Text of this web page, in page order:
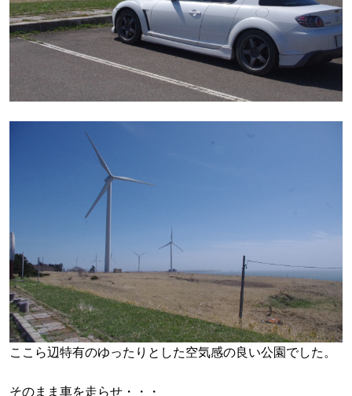
ここら辺特有のゆったりとした空気感の良い公園でした。
そのまま車を走らせ・・・